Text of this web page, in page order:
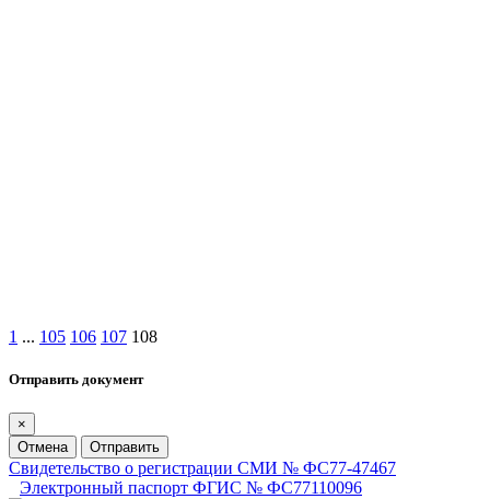
1 ... 105 106 107 108
Отправить документ
×
Отмена
Отправить
Свидетельство о регистрации СМИ № ФС77-47467
Электронный паспорт ФГИС № ФС77110096